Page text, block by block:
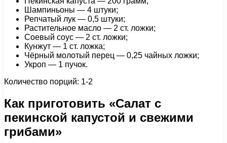
Шампиньоны — 4 штуки;
Репчатый лук — 0,5 штуки;
Растительное масло — 2 ст. ложки;
Соевый соус — 2 ст. ложки;
Кунжут — 1 ст. ложка;
Чёрный молотый перец — 0,25 чайных ложки;
Укроп — 1 пучок.
Количество порций: 1-2
Как приготовить «Салат с
пекинской капустой и свежими
грибами»